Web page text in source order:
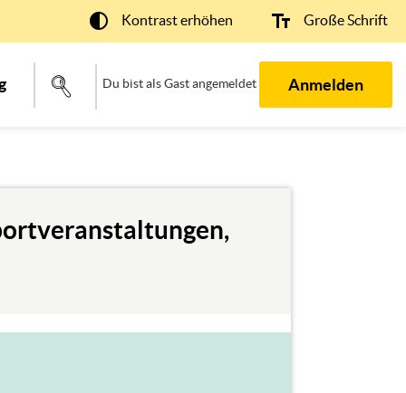
Kontrast erhöhen Große Schrift
Du bist als Gast angemeldet Anmelden